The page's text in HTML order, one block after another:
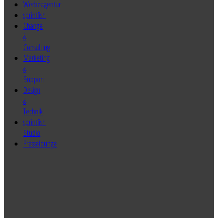
sprintfish
Change
&
Consulting
Marketing
&
Support
Design
&
Technik
sprintfish
Studio
Presselounge